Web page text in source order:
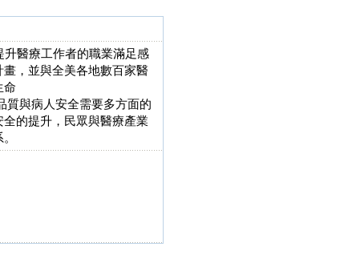
升醫療工作者的職業滿足感
，並與全美各地數百家醫
命
質與病人安全需要多方面的
的提升，民眾與醫療產業